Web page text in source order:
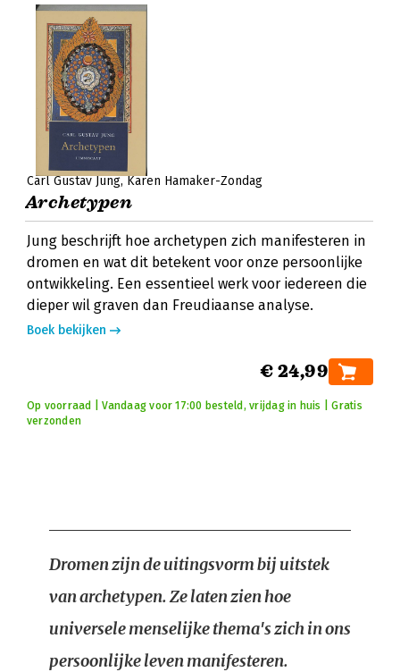
Carl Gustav Jung Karen Hamaker-Zondag
Archetypen
Jung beschrijft hoe archetypen zich manifesteren in
dromen en wat dit betekent voor onze persoonlijke
ontwikkeling. Een essentieel werk voor iedereen die
dieper wil graven dan Freudiaanse analyse.
Boek bekijken
€ 24,99
Op voorraad | Vandaag voor 17:00 besteld, vrijdag in huis | Gratis
verzonden
Dromen zijn de uitingsvorm bij uitstek
van archetypen. Ze laten zien hoe
universele menselijke thema's zich in ons
persoonlijke leven manifesteren.